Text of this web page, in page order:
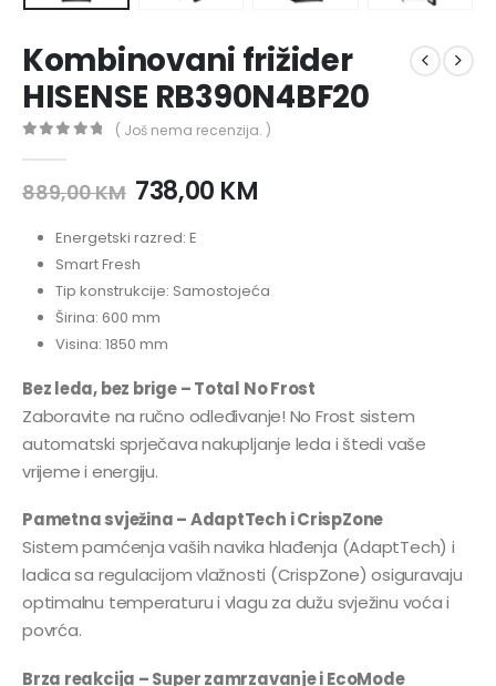
Kombinovani frižider
HISENSE RB390N4BF20
( Još nema recenzija. )
889,00KM 738,00 KM
Energetski razred: E
Smart Fresh
Tip konstrukcije: Samostojeća
Širina: 600 mm
Visina: 1850 mm
Bez leda, bez brige – Total No Frost
Zaboravite na ručno odleđivanje! No Frost sistem
automatski sprječava nakupljanje leda i štedi vaše
vrijeme i energiju.
Pametna svježina – AdaptTech i CrispZone
Sistem pamćenja vaših navika hlađenja (AdaptTech) i
ladica sa regulacijom vlažnosti (CrispZone) osiguravaju
optimalnu temperaturu i vlagu za dužu svježinu voća i
povrća.
Brza reakcija – Super zamrzavanje i EcoMode